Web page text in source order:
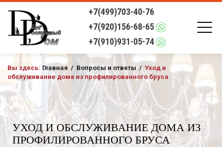
+7(499)703-40-76
+7(920)156-68-65
+7(910)931-05-74
Вы здесь: Главная / Вопросы и ответы / Уход и
обслуживание дома из профилированного бруса
УХОД И ОБСЛУЖИВАНИЕ ДОМА ИЗ
ПРОФИЛИРОВАННОГО БРУСА